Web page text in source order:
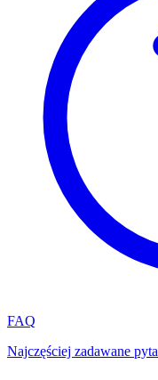
FAQ
Najczęściej zadawane